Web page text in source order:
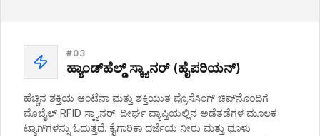
#03
ಹ್ಯಾಂಡ್‌ಹೆಲ್ಡ್ ಸ್ಕ್ಯಾನರ್ (ಹೈಪರಿಯನ್)
ಹೆಚ್ಚಿನ ಶಕ್ತಿಯ ಆಂಟೆನಾ ಮತ್ತು ಶಕ್ತಿಯುತ ಪ್ರೊಸೆಸಿಂಗ್ ಚಿಪ್‌ನೊಂದಿಗೆ
ಮೊಬೈಲ್ RFID ಸ್ಕ್ಯಾನರ್. ದೀರ್ಘ ವ್ಯಾಪ್ತಿಯಲ್ಲಿನ ಅಡೆತಡೆಗಳ ಮೂಲಕ
ಟ್ಯಾಗ್‌ಗಳನ್ನು ಓದುತ್ತದೆ. ಕೈಗಾರಿಕಾ ದರ್ಜೆಯ ನೀರು ಮತ್ತು ಧೂಳು